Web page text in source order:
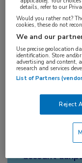
abonnees
Login
Let op:Om
zien heeft u
loggen.
informatie
account
details, refer to our
Would you rather not?
cookies, these do not
We and our
Use precise geolocation
identification. Store and/
advertising and content,
research and services
List of Partners
Reject